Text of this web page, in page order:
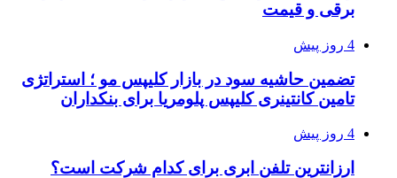
برقی و قیمت
4 روز پیش
تضمین حاشیه سود در بازار کلیپس مو ؛ استراتژی
تامین کانتینری کلیپس پلومریا برای بنکداران
4 روز پیش
ارزانترین تلفن ابری برای کدام شرکت است؟